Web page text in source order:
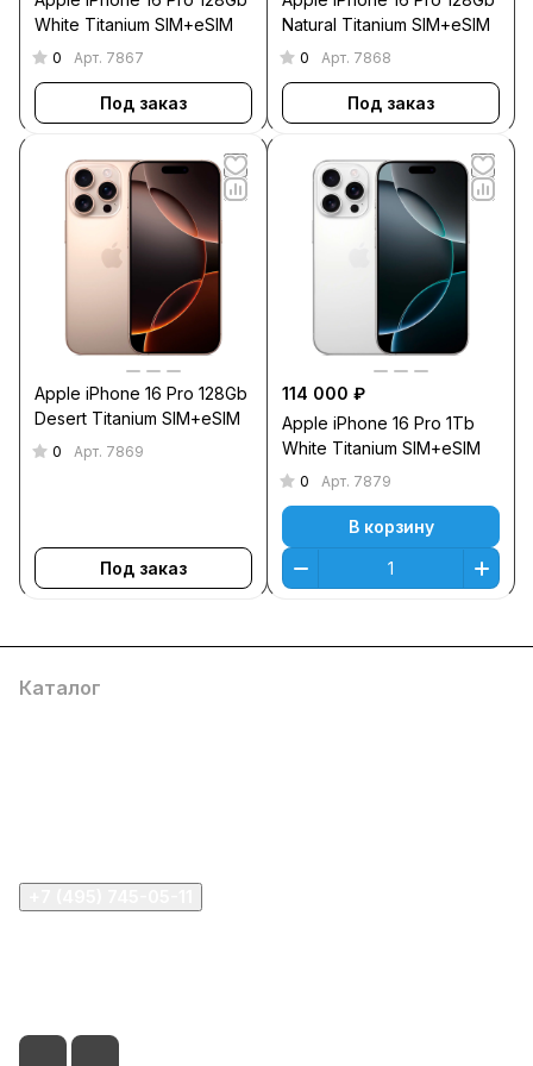
White Titanium SIM+eSIM
0 Арт. 7867
Под заказ
Natural Titanium SIM+eSIM
0 Арт. 7868
Под заказ
Apple iPhone 16 Pro 128Gb
Desert Titanium SIM+eSIM
0 Арт. 7869
Под заказ
114 000 ₽
Apple iPhone 16 Pro 1Tb
White Titanium SIM+eSIM
0 Арт. 7879
В корзину
Каталог